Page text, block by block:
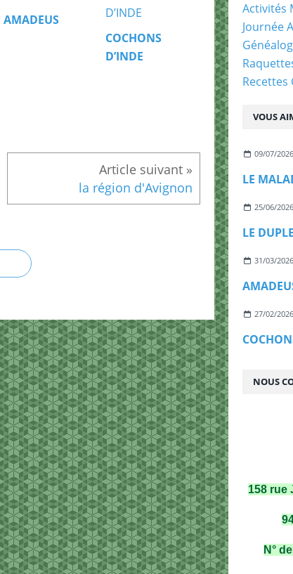
AMADEUS
COCHONS
D’INDE
la région d'Avignon
VOUS
09/07/2026
LE
25/06/2026
31/03/2026
27/02/2026
Activités
Journée
Recettes
NOUS
158 rue
N°